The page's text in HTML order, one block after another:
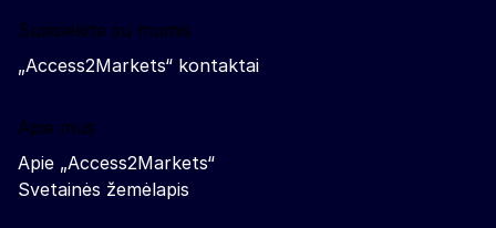
Susisiekite su mumis
„Access2Markets“ kontaktai
Apie mus
Apie „Access2Markets“
Svetainės žemėlapis